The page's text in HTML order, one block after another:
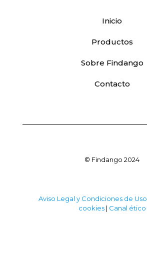
Inicio
Productos
Sobre Findango
Contacto
© Findango 2024
Aviso Legal y Condiciones de Uso
cookies| Canal ético